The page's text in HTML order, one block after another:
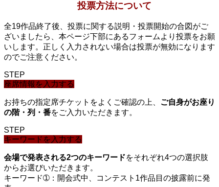
投票方法について
全19作品終了後、投票に関する説明・投票開始の合図がご
ざいましたら、本ページ下部にあるフォームより投票をお願
いします。正しく入力されない場合は投票が無効になります
のでご注意ください。
STEP
座席情報を入力する
お持ちの指定席チケットをよくご確認の上、 ご自身がお座り
の階・列・番をご入力いただきます。
STEP
キーワードを入力する
会場で発表される2つのキーワードをそれぞれ4つの選択肢
からお選びいただきます。
キーワード➀：開会式中、コンテスト1作品目の披露前に発